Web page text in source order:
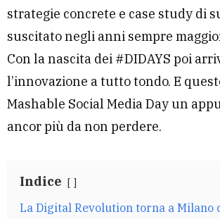
strategie concrete e case study di
suscitato negli anni sempre
Con la nascita dei #DIDAYS​ poi
l’innovazione a tutto tondo. E
Mashable Social Media Day un
ancor più da non perdere.
Indice
La Digital Revolution torna a Milano